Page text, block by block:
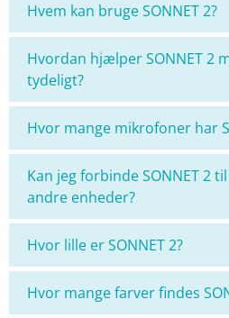
Hvem kan bruge SONNET 2?
Hvordan hjælper SONNET 2
tydeligt?
Hvor mange mikrofoner har
Kan jeg forbinde SONNET 2
andre enheder?
Hvor lille er SONNET 2?
Hvor mange farver findes